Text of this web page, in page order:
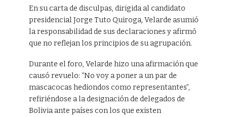
En su carta de disculpas, dirigida al candidato
presidencial Jorge Tuto Quiroga, Velarde asumió
la responsabilidad de sus declaraciones y afirmó
que no reflejan los principios de su agrupación.
Durante el foro, Velarde hizo una afirmación que
causó revuelo: “No voy a poner a un par de
mascacocas hediondos como representantes”,
refiriéndose a la designación de delegados de
Bolivia ante países con los que existen